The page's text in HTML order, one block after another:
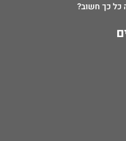
כל כך חשוב?